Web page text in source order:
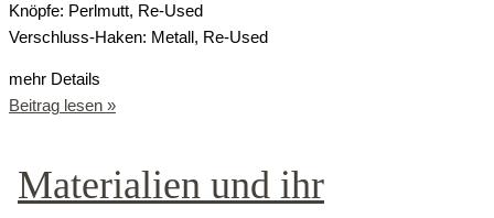
Knöpfe: Perlmutt, Re-Used
Verschluss-Haken: Metall, Re-Used
mehr Details
Beitrag lesen »
Materialien und ihr